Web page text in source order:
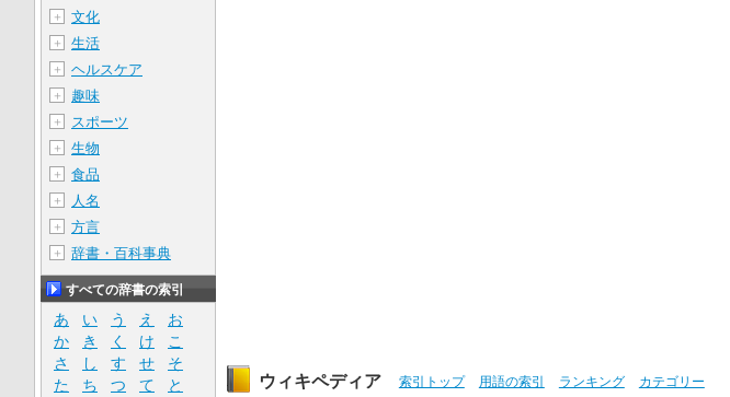
ウィキペディア 索引トップ 用語の索引 ランキング カテゴリー
＋ 文化
＋ 生活
＋ ヘルスケア
＋ 趣味
＋ スポーツ
＋ 生物
＋ 食品
＋ 人名
＋ 方言
＋ 辞書・百科事典
すべての辞書の索引
あ い う え
お
か
き く け
こ
さ
し す せ
そ
た
ち つ て
と